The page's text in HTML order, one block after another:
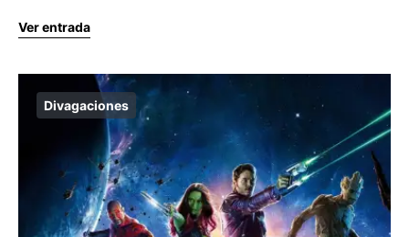
Ver entrada
Divagaciones